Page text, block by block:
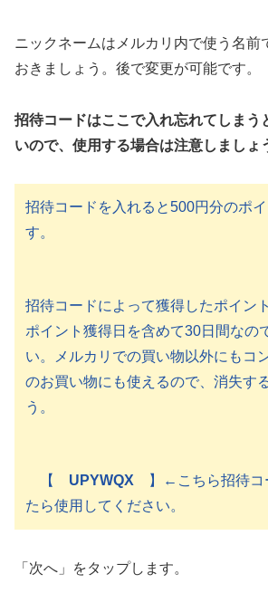
ニックネームはメルカリ内で使う名前
おきましょう。後で変更が可能です。
招待コードはここで入れ忘れてしまう
いので、使用する場合は注意しましょ
招待コードを入れると500円分のポ
す。
招待コードによって獲得したポイン
ポイント獲得日を含めて30日間なの
い。メルカリでの買い物以外にもコ
のお買い物にも使えるので、消失す
う。
【 UPYWQX 】←こちら招待コ
たら使用してください。
「次へ」をタップします。